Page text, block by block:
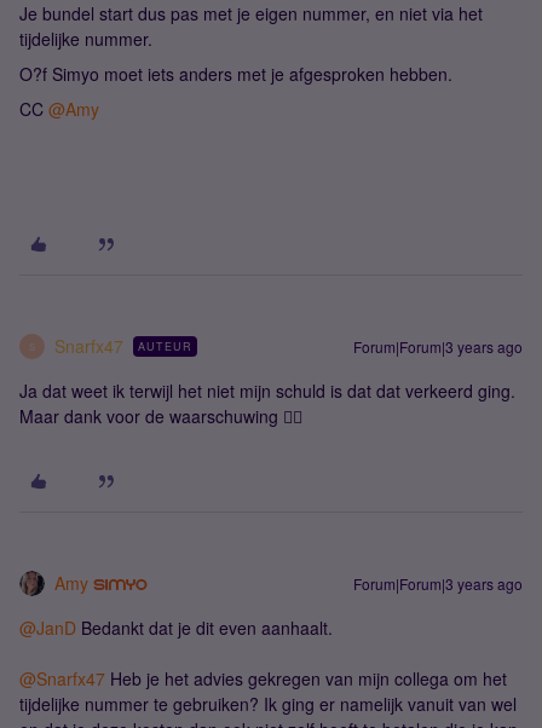
Je bundel start dus pas met je eigen nummer, en niet via het
tijdelijke nummer.
O?f Simyo moet iets anders met je afgesproken hebben.
CC @Amy
S Snarfx47 AUTEUR Forum|Forum|3 years ago
Ja dat weet ik terwijl het niet mijn schuld is dat dat verkeerd ging.
Maar dank voor de waarschuwing 👍🏼
Amy Forum|Forum|3 years ago
@JanD Bedankt dat je dit even aanhaalt.
@Snarfx47 Heb je het advies gekregen van mijn collega om het
tijdelijke nummer te gebruiken? Ik ging er namelijk vanuit van wel